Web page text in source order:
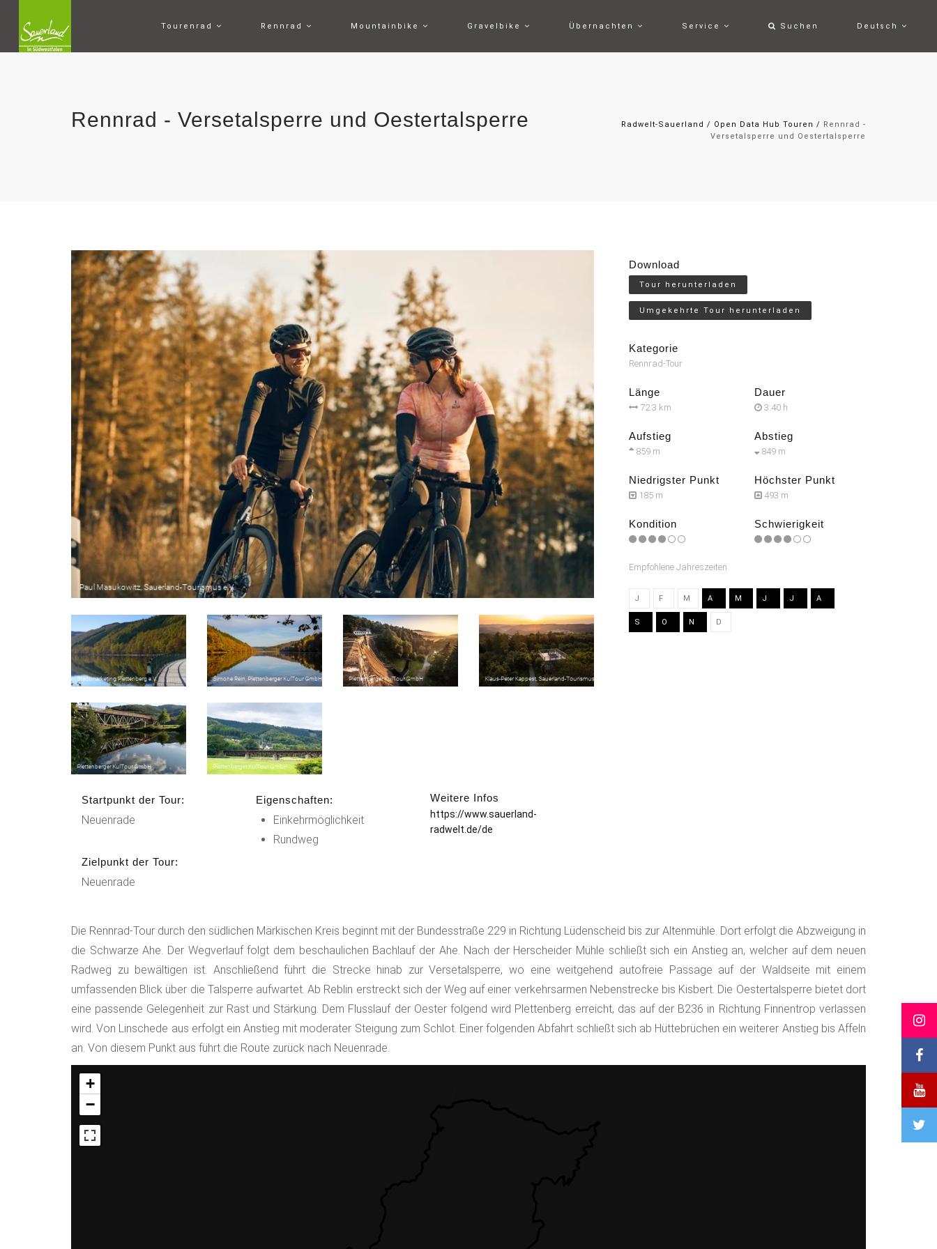
Tourenrad Rennrad Mountainbike Gravelbike Übernachten Service Suchen Deutsch
Rennrad - Versetalsperre und Oestertalsperre Radwelt-Sauerland / Open Data Hub Touren / Rennrad -
Versetalsperre und Oestertalsperre
Startpunkt der Tour:
Neuenrade
Zielpunkt der Tour:
Neuenrade
Eigenschaften:
Einkehrmöglichkeit
Rundweg
Weitere Infos
https://www.sauerland-
radwelt.de/de
Download
Tour herunterladen
Umgekehrte Tour herunterladen
Kategorie
Rennrad-Tour
Länge
72.3 km
Dauer
3:40 h
Aufstieg
859 m
Abstieg
849 m
Niedrigster Punkt
185 m
Höchster Punkt
493 m
Kondition Schwierigkeit
Empfohlene Jahreszeiten
J F M A M J J A
S O N D
Die Rennrad-Tour durch den südlichen Märkischen Kreis beginnt mit der Bundesstraße 229 in Richtung Lüdenscheid bis zur Altenmühle. Dort erfolgt die Abzweigung in
die Schwarze Ahe. Der Wegverlauf folgt dem beschaulichen Bachlauf der Ahe. Nach der Herscheider Mühle schließt sich ein Anstieg an, welcher auf dem neuen
Radweg zu bewältigen ist. Anschließend führt die Strecke hinab zur Versetalsperre, wo eine weitgehend autofreie Passage auf der Waldseite mit einem
umfassenden Blick über die Talsperre aufwartet. Ab Reblin erstreckt sich der Weg auf einer verkehrsarmen Nebenstrecke bis Kisbert. Die Oestertalsperre bietet dort
eine passende Gelegenheit zur Rast und Stärkung. Dem Flusslauf der Oester folgend wird Plettenberg erreicht, das auf der B236 in Richtung Finnentrop verlassen
wird. Von Linschede aus erfolgt ein Anstieg mit moderater Steigung zum Schlot. Einer folgenden Abfahrt schließt sich ab Hüttebrüchen ein weiterer Anstieg bis Affeln
an. Von diesem Punkt aus führt die Route zurück nach Neuenrade.
+
−